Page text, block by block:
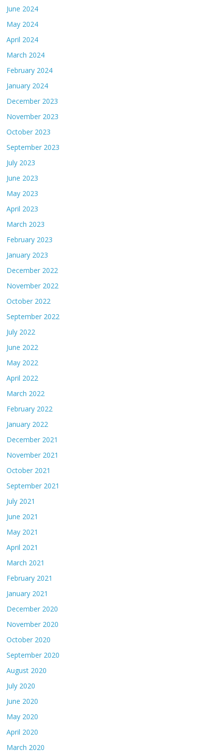
June 2024
May 2024
April 2024
March 2024
February 2024
January 2024
December 2023
November 2023
October 2023
September 2023
July 2023
June 2023
May 2023
April 2023
March 2023
February 2023
January 2023
December 2022
November 2022
October 2022
September 2022
July 2022
June 2022
May 2022
April 2022
March 2022
February 2022
January 2022
December 2021
November 2021
October 2021
September 2021
July 2021
June 2021
May 2021
April 2021
March 2021
February 2021
January 2021
December 2020
November 2020
October 2020
September 2020
August 2020
July 2020
June 2020
May 2020
April 2020
March 2020